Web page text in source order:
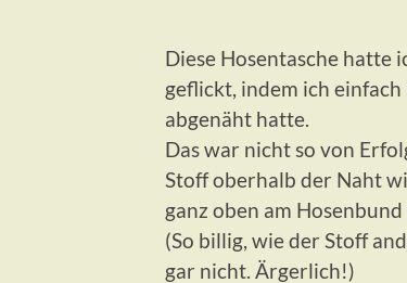
Diese Hosentasche hatte
geflickt, indem ich
abgenäht hatte.
Das war nicht so von
Stoff oberhalb der Naht
ganz oben am
(So billig, wie der Stoff
gar nicht. Ärgerlich!)